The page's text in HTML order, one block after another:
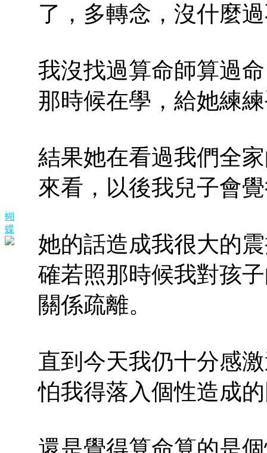
蝴
蝶
了，多轉念，沒什麼
我沒找過算命師算過
那時候在學，給她練
結果她在看過我們全
來看，以後我兒子會
她的話造成我很大的
確若照那時候我對孩
關係疏離。
直到今天我仍十分感
怕我得落入個性造成